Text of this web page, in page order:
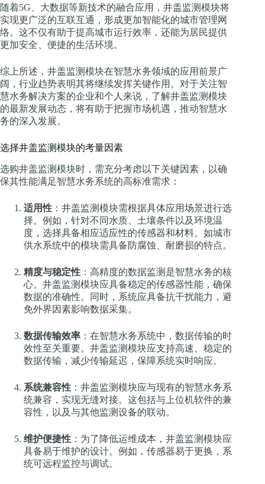
随着5G、大数据等新技术的融合应用，井盖监测模块将
实现更广泛的互联互通，形成更加智能化的城市管理网
络。这不仅有助于提高城市运行效率，还能为居民提供
更加安全、便捷的生活环境。
综上所述，井盖监测模块在智慧水务领域的应用前景广
阔，行业趋势表明其将继续发挥关键作用。对于关注智
慧水务解决方案的企业和个人来说，了解井盖监测模块
的最新发展动态，将有助于把握市场机遇，推动智慧水
务的深入发展。
选择井盖监测模块的考量因素
选购井盖监测模块时，需充分考虑以下关键因素，以确
保其性能满足智慧水务系统的高标准需求：
适用性 ：井盖监测模块需根据具体应用场景进行选
择。例如，针对不同水质、土壤条件以及环境温
度，选择具备相应适应性的传感器和材料。如城市
供水系统中的模块需具备防腐蚀、耐磨损的特点。
精度与稳定性 ：高精度的数据监测是智慧水务的核
心。井盖监测模块应具备稳定的传感器性能，确保
数据的准确性。同时，系统应具备抗干扰能力，避
免外界因素影响数据采集。
数据传输效率 ：在智慧水务系统中，数据传输的时
效性至关重要。井盖监测模块应支持高速、稳定的
数据传输，减少传输延迟，保障系统实时响应。
系统兼容性 ：井盖监测模块应与现有的智慧水务系
统兼容，实现无缝对接。这包括与上位机软件的兼
容性，以及与其他监测设备的联动。
维护便捷性 ：为了降低运维成本，井盖监测模块应
具备易于维护的设计。例如，传感器易于更换，系
统可远程监控与调试。